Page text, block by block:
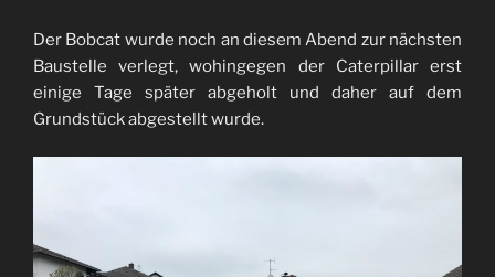
Der Bobcat wurde noch an diesem Abend zur nächsten
Baustelle verlegt, wohingegen der Caterpillar erst
einige Tage später abgeholt und daher auf dem
Grundstück abgestellt wurde.